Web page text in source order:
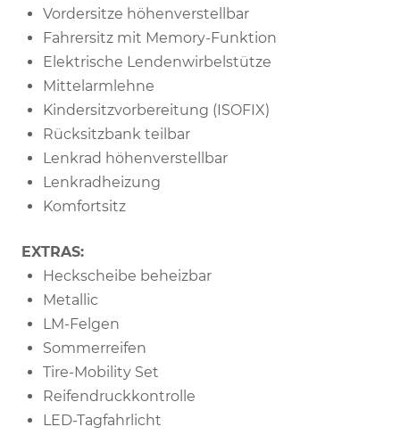
Vordersitze höhenverstellbar
Fahrersitz mit Memory-Funktion
Elektrische Lendenwirbelstütze
Mittelarmlehne
Kindersitzvorbereitung (ISOFIX)
Rücksitzbank teilbar
Lenkrad höhenverstellbar
Lenkradheizung
Komfortsitz
EXTRAS:
Heckscheibe beheizbar
Metallic
LM-Felgen
Sommerreifen
Tire-Mobility Set
Reifendruckkontrolle
LED-Tagfahrlicht